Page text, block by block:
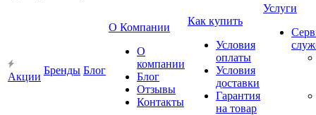
Акции
Бренды Блог
О Компании
О
компании
Блог
Отзывы
Контакты
Как купить
Условия
оплаты
Условия
доставки
Гарантия
на товар
Услуги